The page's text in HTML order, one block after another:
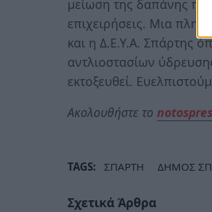
μείωση της δαπάνης
επιχειρήσεις. Μια
και η Δ.Ε.Υ.Α. Σπάρτης
αντλιοστασίων
εκτοξευθεί.
Ακολουθήστε το
TAGS: ΣΠΑΡΤΗ ΔΗΜΟΣ
Σχετικά Άρθρα